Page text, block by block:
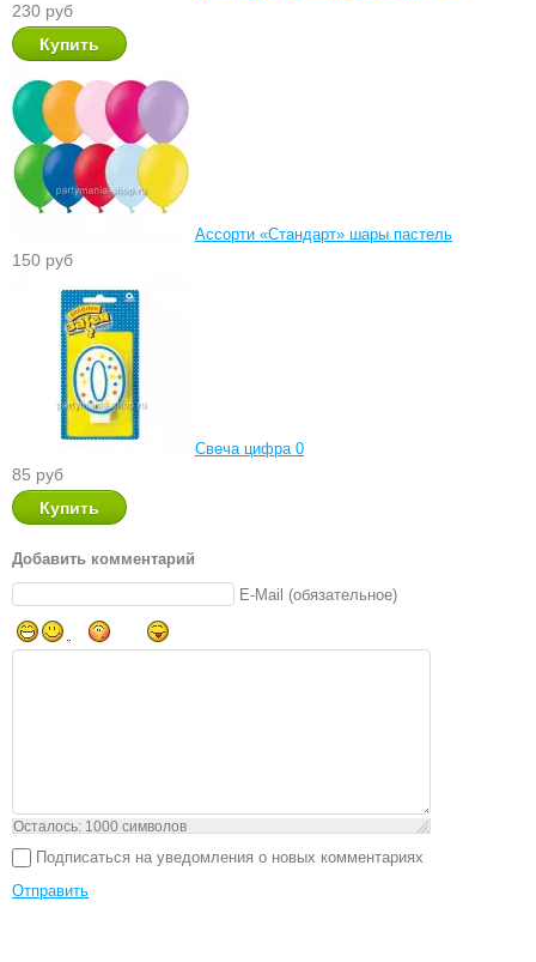
230 руб
Ассорти «Стандарт» шары пастель
150 руб
Свеча цифра 0
85 руб
Добавить комментарий
E-Mail (обязательное)
Осталось: 1000 символов
Подписаться на уведомления о новых комментариях
Отправить